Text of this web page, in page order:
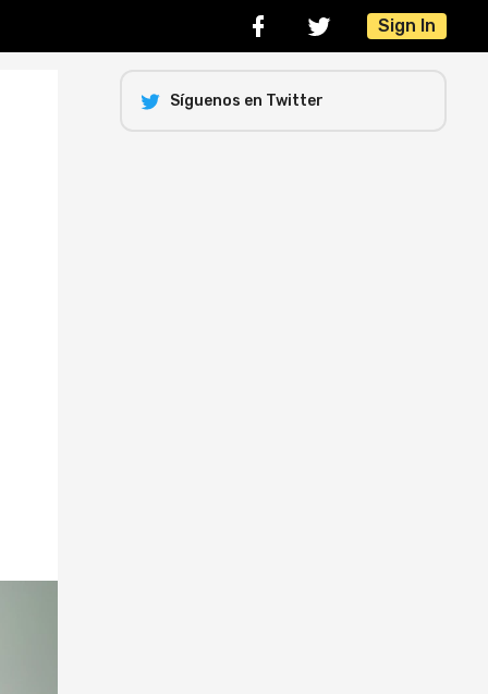
Sign In
Síguenos en Twitter